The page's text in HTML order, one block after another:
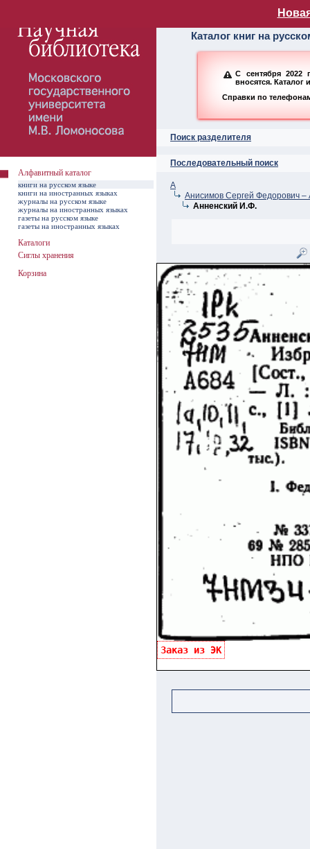
Алфавитный
Каталог книг на
С сентября 2022
вносятся. Каталог
Справки по
Поиск разделителя
Последовательный поиск
А
Анисимов Сергей Федорович –
Анненский И.Ф.
Заказ из ЭК
Алфавитный каталог
книги на русском языке
книги на иностранных языках
журналы на русском языке
журналы на иностранных языках
газеты на русском языке
газеты на иностранных языках
Каталоги
Сиглы хранения
Корзина